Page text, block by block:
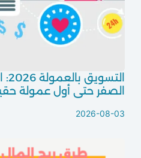
الصفر حتى أول عمولة
2026-08-03